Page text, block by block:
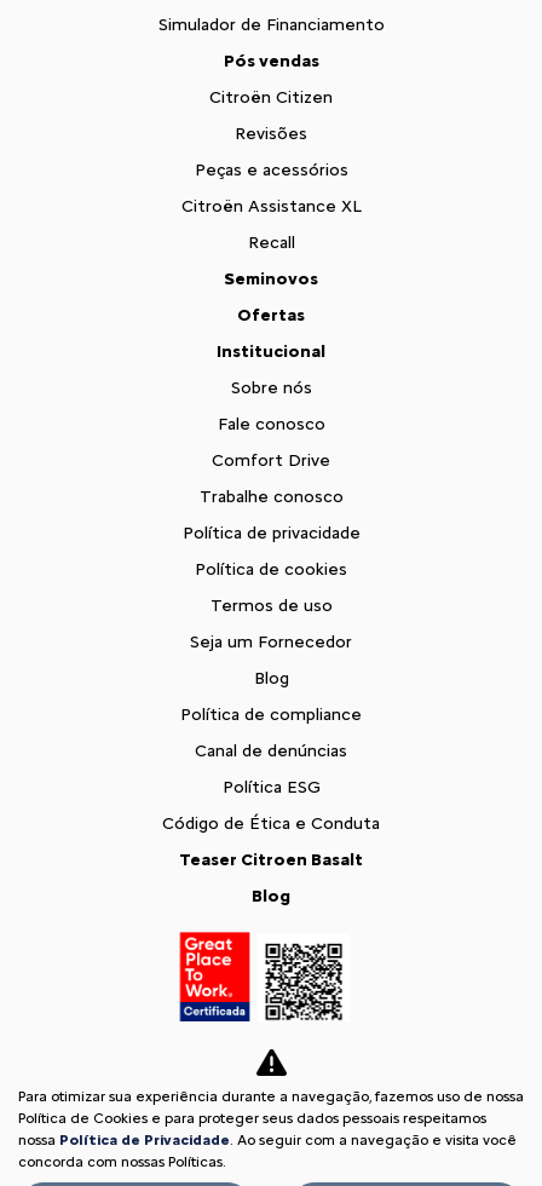
Simulador de Financiamento
Pós vendas
Citroën Citizen
Revisões
Peças e acessórios
Citroën Assistance XL
Recall
Seminovos
Ofertas
Institucional
Sobre nós
Fale conosco
Comfort Drive
Trabalhe conosco
Política de privacidade
Política de cookies
Termos de uso
Seja um Fornecedor
Blog
Política de compliance
Canal de denúncias
Política ESG
Código de Ética e Conduta
Teaser Citroen Basalt
Blog
Desacelere. Seu bem maior é a vida.
Para otimizar sua experiência durante a navegação, fazemos uso de nossa
Política de Cookies e para proteger seus dados pessoais respeitamos
nossa Política de Privacidade. Ao seguir com a navegação e visita você
concorda com nossas Políticas.